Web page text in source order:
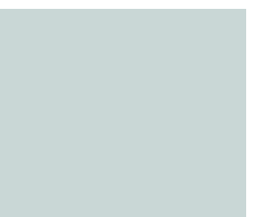
Ольга Валерьевна
ИНН 6685155934
Ольга Валерьевна